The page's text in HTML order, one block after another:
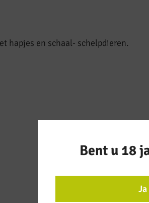
hapjes en schaal- schelpdieren.
Bent u 18
Ja